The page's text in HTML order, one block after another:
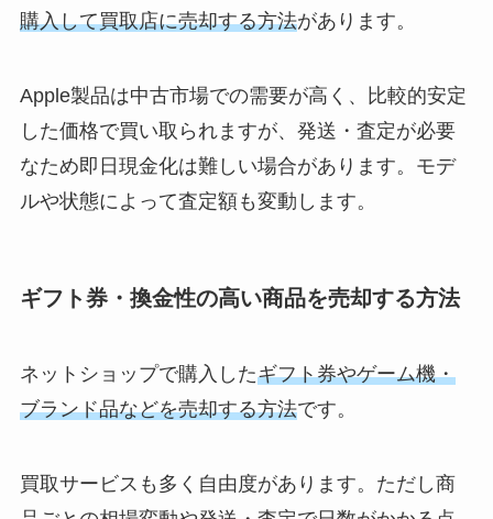
購入して買取店に売却する方法があります。
Apple製品は中古市場での需要が高く、比較的安定
した価格で買い取られますが、発送・査定が必要
なため即日現金化は難しい場合があります。モデ
ルや状態によって査定額も変動します。
ギフト券・換金性の高い商品を売却する方法
ネットショップで購入したギフト券やゲーム機・
ブランド品などを売却する方法です。
買取サービスも多く自由度があります。ただし商